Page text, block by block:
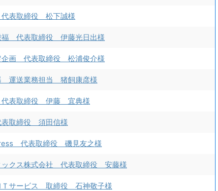
表取締役 松下誠様
代表取締役 伊藤光日出様
画 代表取締役 松浦俊介様
運送業務担当 猪飼康彦様
表取締役 伊藤 宜典様
取締役 須田信様
代表取締役 磯見友之様
クス株式会社 代表取締役 安藤様
サービス 取締役 石神敬子様